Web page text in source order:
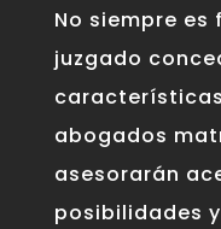
No siempre
juzgado
abogados
asesorarán
posibilidades y